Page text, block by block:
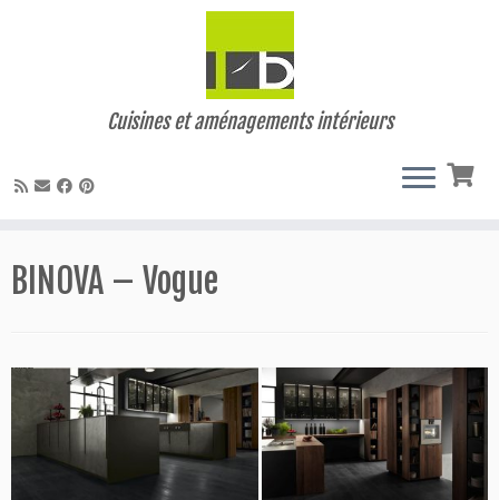
to
content
Cuisines et aménagements intérieurs
BINOVA – Vogue